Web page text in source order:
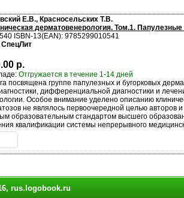
Е.В., Красносельских Т.В.
дерматовенерология. Том.1.
ISBN-13(EAN): 9785299010541
СпецЛит
р.
Отгружается в течение 1-14 дней
посвящена группе папулезных и бугорковых
дифференциальной диагностики и
Особое внимание уделено описанию
не являлось первоочередной целью
образовательным стандартом высшего
квалификации системы непрерывного
rus.logobook.ru